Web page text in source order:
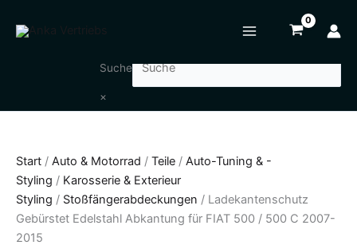
Inhalt
Suche
×
Start / Auto & Motorrad / Teile / Auto-Tuning & -
Styling / Karosserie & Exterieur
Styling / Stoßfängerabdeckungen / Ladekantenschutz
Gebürstet Edelstahl Abkantung für FIAT 500 / 500 C 2007-
2015
Gebürstet
500
C
2007-
2015
Menge